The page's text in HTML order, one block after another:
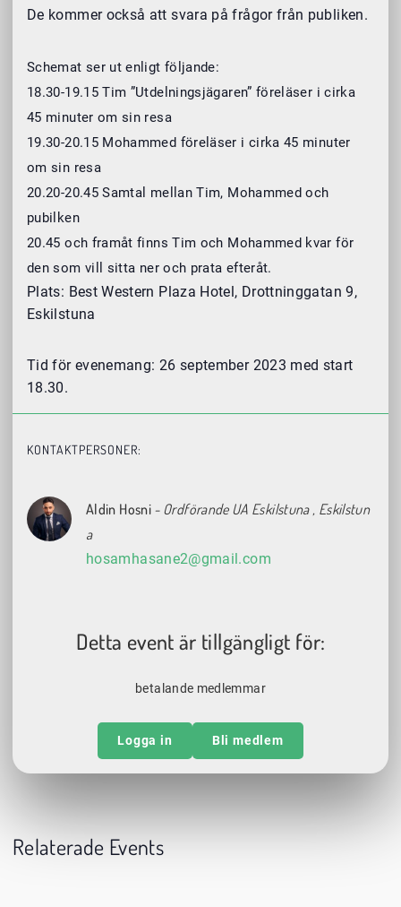
De kommer också att svara på frågor från publiken.
Schemat ser ut enligt följande:
18.30-19.15 Tim ”Utdelningsjägaren” föreläser i cirka
45 minuter om sin resa
19.30-20.15 Mohammed föreläser i cirka 45 minuter
om sin resa
20.20-20.45 Samtal mellan Tim, Mohammed och
pubilken
20.45 och framåt finns Tim och Mohammed kvar för
den som vill sitta ner och prata efteråt.
Plats: Best Western Plaza Hotel, Drottninggatan 9,
Eskilstuna
Tid för evenemang: 26 september 2023 med start
18.30.
KONTAKTPERSONER:
Aldin Hosni - Ordförande UA Eskilstuna , Eskilstun
a
hosamhasane2@gmail.com
Detta event är tillgängligt för:
betalande medlemmar
Logga in Bli medlem
Relaterade Events